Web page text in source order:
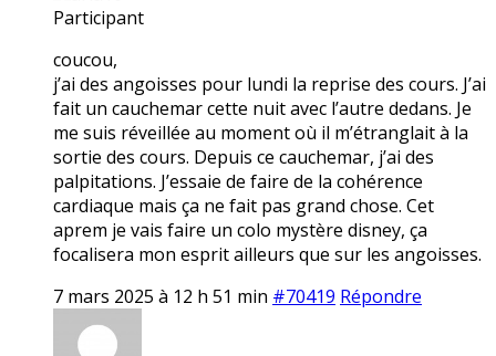
Participant
coucou,
j’ai des angoisses pour lundi la reprise des cours. J’ai
fait un cauchemar cette nuit avec l’autre dedans. Je
me suis réveillée au moment où il m’étranglait à la
sortie des cours. Depuis ce cauchemar, j’ai des
palpitations. J’essaie de faire de la cohérence
cardiaque mais ça ne fait pas grand chose. Cet
aprem je vais faire un colo mystère disney, ça
focalisera mon esprit ailleurs que sur les angoisses.
7 mars 2025 à 12 h 51 min #70419 Répondre